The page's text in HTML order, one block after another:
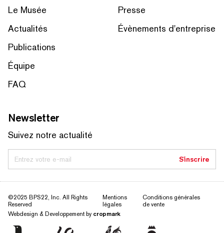
Le Musée
Actualités
Publications
Équipe
FAQ
Presse
Évènements d'entreprise
Newsletter
Suivez notre actualité
Entrez votre e-mail S'inscrire
©2025 BPS22, Inc. All Rights
Reserved
Mentions
légales
Conditions générales
de vente
Webdesign & Developpement by cropmark